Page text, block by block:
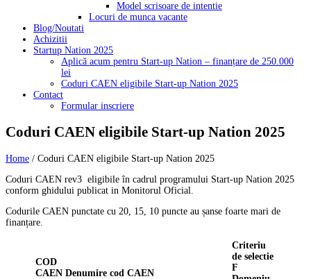
Model scrisoare de intentie
Locuri de munca vacante
Blog/Noutati
Achizitii
Startup Nation 2025
Aplică acum pentru Start-up Nation – finanțare de 250.000
lei
Coduri CAEN eligibile Start-up Nation 2025
Contact
Formular inscriere
Coduri CAEN eligibile Start-up Nation 2025
Home / Coduri CAEN eligibile Start-up Nation 2025
Coduri CAEN rev3 eligibile în cadrul programului Start-up Nation 2025
conform ghidului publicat in Monitorul Oficial.
Codurile CAEN punctate cu 20, 15, 10 puncte au șanse foarte mari de
finanțare.
COD
CAEN Denumire cod CAEN
Criteriu
de selectie
F